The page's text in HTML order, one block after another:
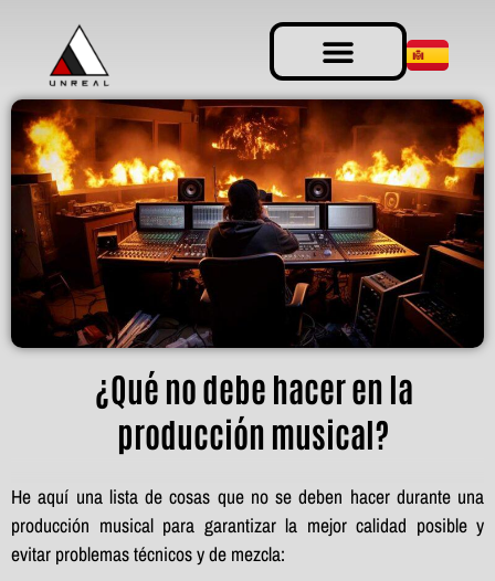
¿Qué no debe hacer en la
producción musical?
He aquí una lista de cosas que no se deben hacer durante una
producción musical para garantizar la mejor calidad posible y
evitar problemas técnicos y de mezcla: